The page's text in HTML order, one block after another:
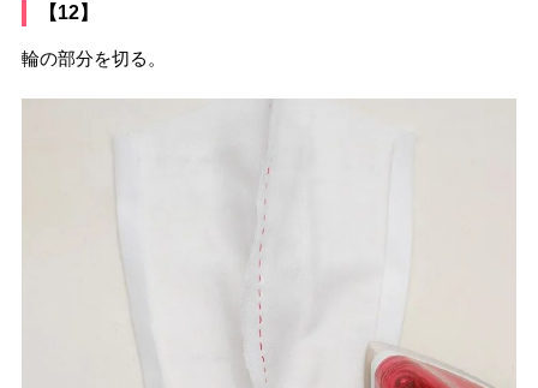
【12】
輪の部分を切る。